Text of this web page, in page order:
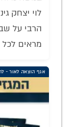
לוי יצחק
הרבי על
מראים
אגף הוצאה לאור -